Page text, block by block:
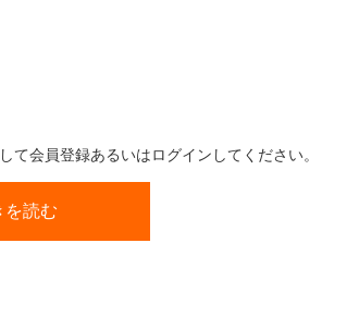
会員登録あるいはログインしてください。
を読む